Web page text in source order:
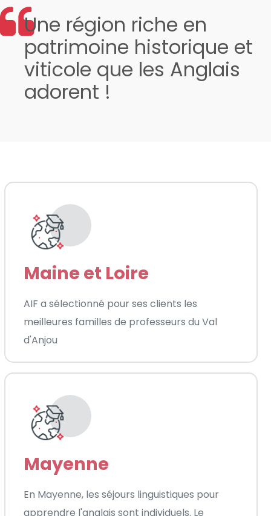
Une région riche en
patrimoine historique et
viticole que les Anglais
adorent !
Maine et Loire
AIF a sélectionné pour ses clients les
meilleures familles de professeurs du Val
d'Anjou
Mayenne
En Mayenne, les séjours linguistiques pour
apprendre l'anglais sont individuels. Le